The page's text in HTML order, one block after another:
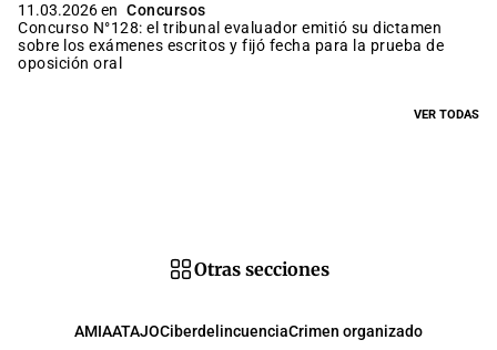
11.03.2026 en Concursos
Concurso N°128: el tribunal evaluador emitió su dictamen
sobre los exámenes escritos y fijó fecha para la prueba de
oposición oral
VER TODAS
Otras secciones
AMIAATAJOCiberdelincuenciaCrimen organizado